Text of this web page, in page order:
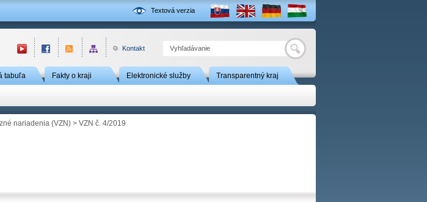
Textová verzia
Hľadať
Kontakt
tabuľa Fakty o kraji Elektronické služby Transparentný kraj
nariadenia (VZN) > VZN č. 4/2019